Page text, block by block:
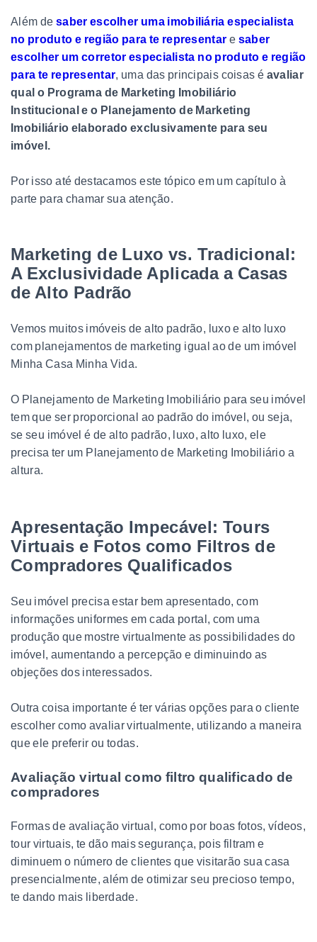
Além de saber escolher uma imobiliária especialista
no produto e região para te representar e saber
escolher um corretor especialista no produto e região
para te representar, uma das principais coisas é avaliar
qual o Programa de Marketing Imobiliário
Institucional e o Planejamento de Marketing
Imobiliário elaborado exclusivamente para seu
imóvel.
Por isso até destacamos este tópico em um capítulo à
parte para chamar sua atenção.
Marketing de Luxo vs. Tradicional:
A Exclusividade Aplicada a Casas
de Alto Padrão
Vemos muitos imóveis de alto padrão, luxo e alto luxo
com planejamentos de marketing igual ao de um imóvel
Minha Casa Minha Vida.
O Planejamento de Marketing Imobiliário para seu imóvel
tem que ser proporcional ao padrão do imóvel, ou seja,
se seu imóvel é de alto padrão, luxo, alto luxo, ele
precisa ter um Planejamento de Marketing Imobiliário a
altura.
Apresentação Impecável: Tours
Virtuais e Fotos como Filtros de
Compradores Qualificados
Seu imóvel precisa estar bem apresentado, com
informações uniformes em cada portal, com uma
produção que mostre virtualmente as possibilidades do
imóvel, aumentando a percepção e diminuindo as
objeções dos interessados.
Outra coisa importante é ter várias opções para o cliente
escolher como avaliar virtualmente, utilizando a maneira
que ele preferir ou todas.
Avaliação virtual como filtro qualificado de
compradores
Formas de avaliação virtual, como por boas fotos, vídeos,
tour virtuais, te dão mais segurança, pois filtram e
diminuem o número de clientes que visitarão sua casa
presencialmente, além de otimizar seu precioso tempo,
te dando mais liberdade.